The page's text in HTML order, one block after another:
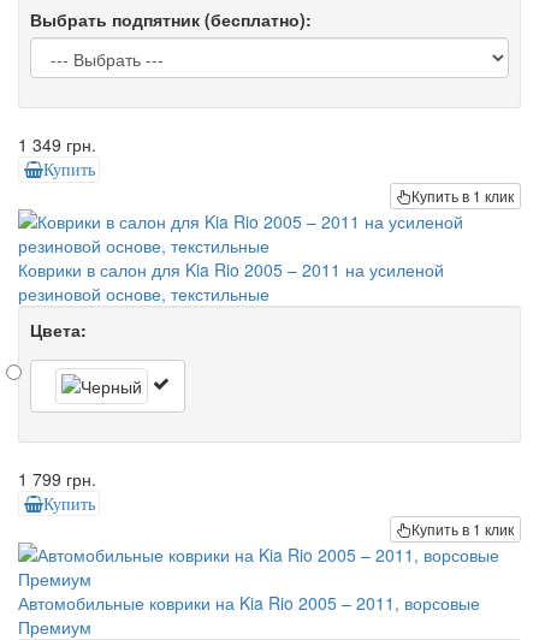
Выбрать подпятник (бесплатно):
1 349 грн.
Купить
Купить в 1 клик
Коврики в салон для Kia Rio 2005 – 2011 на усиленой
резиновой основе, текстильные
Цвета:
1 799 грн.
Купить
Купить в 1 клик
Автомобильные коврики на Kia Rio 2005 – 2011, ворсовые
Премиум